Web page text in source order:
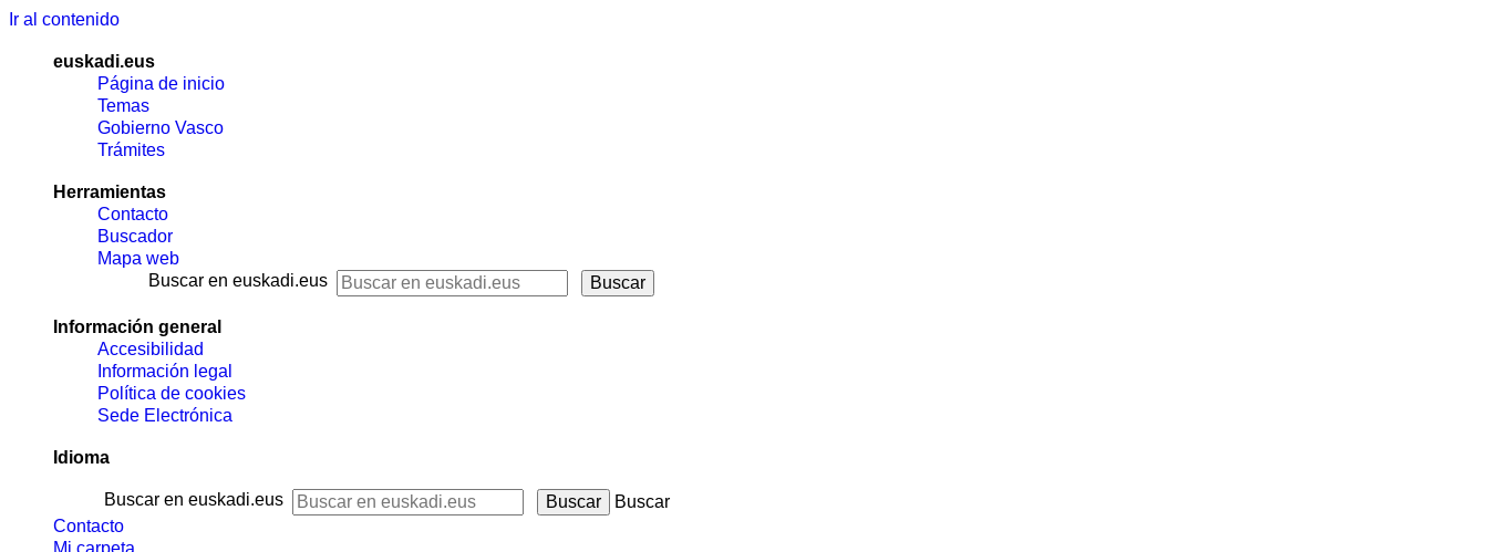
Ir al contenido
euskadi.eus
Página de inicio
Temas
Gobierno Vasco
Trámites
Herramientas
Contacto
Buscador
Mapa web
Buscar en euskadi.eus
Información general
Accesibilidad
Información legal
Política de cookies
Sede Electrónica
Idioma
Buscar en euskadi.eus
Buscar
Contacto
Mi carpeta